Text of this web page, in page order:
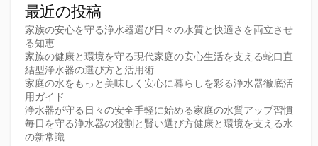
最近の投稿
家族の安心を守る浄水器選び日々の水質と快適さを両立させ
る知恵
家族の健康と環境を守る現代家庭の安心生活を支える蛇口直
結型浄水器の選び方と活用術
家庭の水をもっと美味しく安心に暮らしを彩る浄水器徹底活
用ガイド
浄水器が守る日々の安全手軽に始める家庭の水質アップ習慣
毎日を守る浄水器の役割と賢い選び方健康と環境を支える水
の新常識